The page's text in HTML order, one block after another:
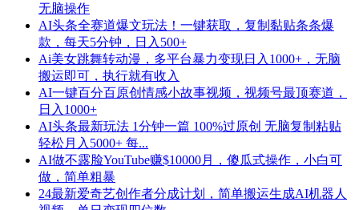
无脑操作
AI头条全赛道爆文玩法！一键获取，复制黏贴条条爆
款，每天5分钟，日入500+
Ai美女跳舞转动漫，多平台暴力变现日入1000+，无脑
搬运即可，执行就有收入
AI一键百分百原创情感小故事视频，视频号最顶赛道，
日入1000+
AI头条最新玩法 1分钟一篇 100%过原创 无脑复制粘贴
轻松月入5000+ 每...
AI做不露脸YouTube赚$10000月，傻瓜式操作，小白可
做，简单粗暴
24最新爱奇艺创作者分成计划，简单搬运生成AI机器人